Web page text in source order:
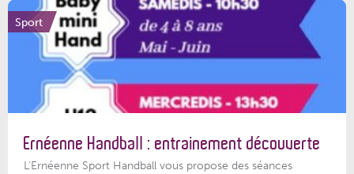
Sport
Ernéenne Handball : entrainement découverte
L'Ernéenne Sport Handball vous propose des séances